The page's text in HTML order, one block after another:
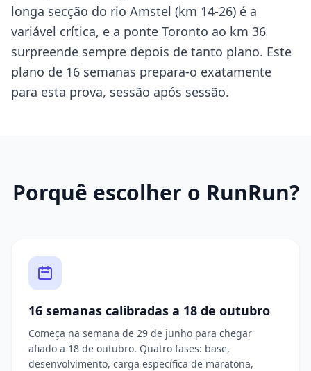
longa secção do rio Amstel (km 14-26) é a
variável crítica, e a ponte Toronto ao km 36
surpreende sempre depois de tanto plano. Este
plano de 16 semanas prepara-o exatamente
para esta prova, sessão após sessão.
Porquê escolher o RunRun?
16 semanas calibradas a 18 de outubro
Começa na semana de 29 de junho para chegar
afiado a 18 de outubro. Quatro fases: base,
desenvolvimento, carga específica de maratona,